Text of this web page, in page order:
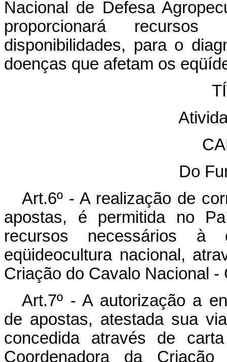
Nacional de Defesa
proporcionará
disponibilidades, para o
doenças que afetam os
Do
Art.6º - A realização de
apostas, é permitida no
recursos necessários à
eqüideocultura nacional,
Criação do Cavalo Nacional -
Art.7º - A autorização a
de apostas, atestada sua
concedida através de
Coordenadora da